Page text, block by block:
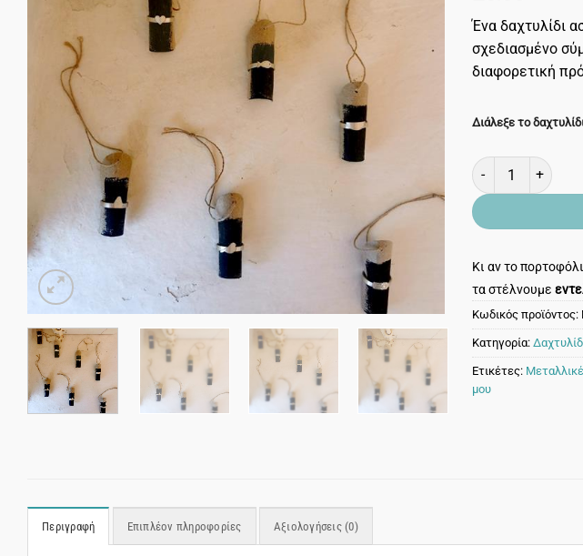
Ένα δαχτυλίδι
σχεδιασμένο
διαφορετική
Διάλεξε το
Δαχτυλίδια
Κι αν το
τα στέλνουμε
Κωδικός προϊόντος:
Κατηγορία:
Ετικέτες:
μου
Περιγραφή Επιπλέον πληροφορίες Αξιολογήσεις (0)